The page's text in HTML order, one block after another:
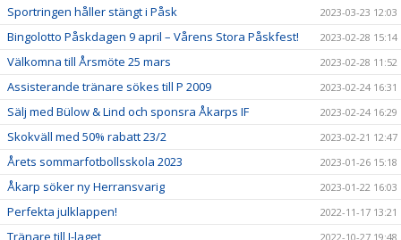
Sportringen håller stängt i Påsk 2023-03-23 12:03
Bingolotto Påskdagen 9 april – Vårens Stora Påskfest! 2023-02-28 15:14
Välkomna till Årsmöte 25 mars 2023-02-28 11:52
Assisterande tränare sökes till P 2009 2023-02-24 16:31
Sälj med Bülow & Lind och sponsra Åkarps IF 2023-02-24 16:29
Skokväll med 50% rabatt 23/2 2023-02-21 12:47
Årets sommarfotbollsskola 2023 2023-01-26 15:18
Åkarp söker ny Herransvarig 2023-01-22 16:03
Perfekta julklappen! 2022-11-17 13:21
Tränare till J-laget 2022-10-27 19:48